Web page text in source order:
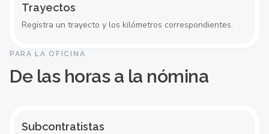
Trayectos
Registra un trayecto y los kilómetros correspondientes.
PARA LA OFICINA
De las horas a la nómina
Subcontratistas